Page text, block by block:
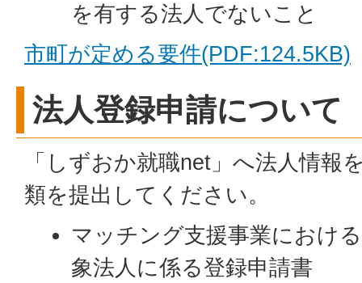
を有する法人でないこと
市町が定める要件(PDF:124.5KB)
法人登録申請について
「しずおか就職net」へ法人情報
類を提出してください。
マッチング支援事業におけ
象法人に係る登録申請書